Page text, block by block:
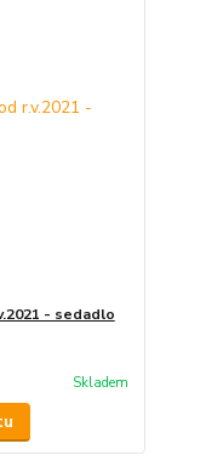
- sedadlo
Skladem